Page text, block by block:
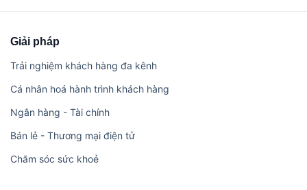
Giải pháp
Trải nghiệm khách hàng đa kênh
Cá nhân hoá hành trình khách hàng
Ngân hàng - Tài chính
Bán lẻ - Thương mại điện tử
Chăm sóc sức khoẻ